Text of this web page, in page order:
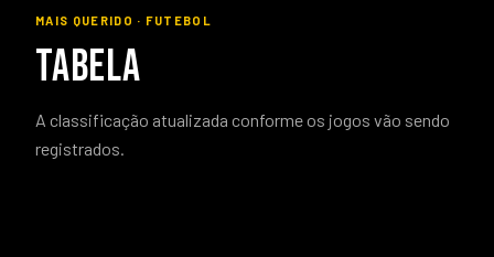
MAIS QUERIDO · FUTEBOL
TABELA
A classificação atualizada conforme os jogos vão sendo
registrados.